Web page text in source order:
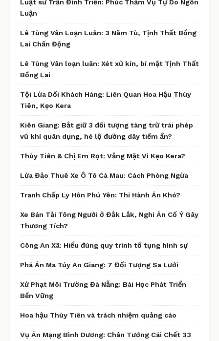
Luật sư Trần Đình Triển: Phúc Thẩm Vụ Tự Do Ngôn
Luận
Lê Tùng Vân Loạn Luân: 3 Năm Tù, Tịnh Thất Bồng
Lai Chấn Động
Lê Tùng Vân loạn luân: Xét xử kín, bí mật Tịnh Thất
Bồng Lai
Tội Lừa Dối Khách Hàng: Liên Quan Hoa Hậu Thùy
Tiên, Kẹo Kera
Kiên Giang: Bắt giữ 3 đối tượng tàng trữ trái phép
vũ khí quân dụng, hé lộ đường dây tiềm ẩn?
Thùy Tiên & Chị Em Rọt: Vắng Mặt Vì Kẹo Kera?
Lừa Đảo Thuê Xe Ô Tô Cà Mau: Cách Phòng Ngừa
Tranh Chấp Ly Hôn Phú Yên: Thi Hành Án Khó?
Xe Bán Tải Tông Người ở Đắk Lắk, Nghi Án Cố Ý Gây
Thương Tích?
Công An Xã: Hiểu đúng quy trình tố tụng hình sự
Phá Án Ma Túy An Giang: 7 Đối Tượng Sa Lưới
Xử Phạt Môi Trường Đà Nẵng: Bài Học Phát Triển
Bền Vững
Hoa hậu Thùy Tiên và trách nhiệm quảng cáo
Vụ Án Mạng Bình Dương: Chân Tướng Cái Chết 33